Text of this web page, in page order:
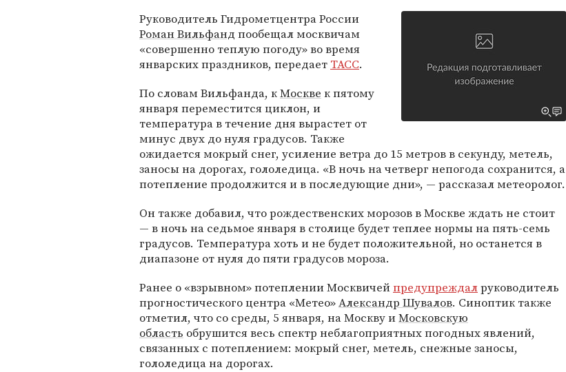
Руководитель Гидрометцентра России
Роман Вильфанд пообещал москвичам
«совершенно теплую погоду» во время
январских праздников, передает ТАСС.
По словам Вильфанда, кМоскве к пятому
января переместится циклон, и
температура в течение дня вырастет от
минус двух до нуля градусов. Также
ожидается мокрый снег, усиление ветра до 15 метров в секунду, метель,
заносы на дорогах, гололедица. «В ночь на четверг непогода сохранится, а
потепление продолжится и в последующие дни», — рассказал метеоролог.
Он также добавил, что рождественских морозов в Москве ждать не стоит
— в ночь на седьмое января в столице будет теплее нормы на пять-семь
градусов. Температура хоть и не будет положительной, но останется в
диапазоне от нуля до пяти градусов мороза.
Ранее о «взрывном» потеплении Москвичейпредупреждалруководитель
прогностического центра «Метео»Александр Шувалов. Синоптик также
отметил, что со среды, 5 января, на Москву иМосковскую
область обрушится весь спектр неблагоприятных погодных явлений,
связанных с потеплением: мокрый снег, метель, снежные заносы,
гололедица на дорогах.